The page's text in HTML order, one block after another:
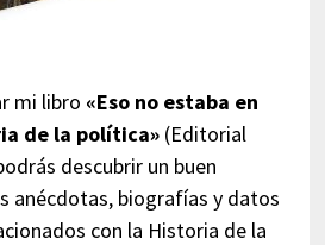
mi libro «Eso no estaba en
de la política»(Editorial
descubrir un buen
anécdotas, biografías y datos
con la Historia de la